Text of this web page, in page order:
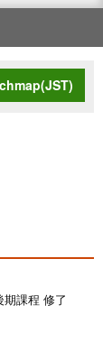
課程 修了